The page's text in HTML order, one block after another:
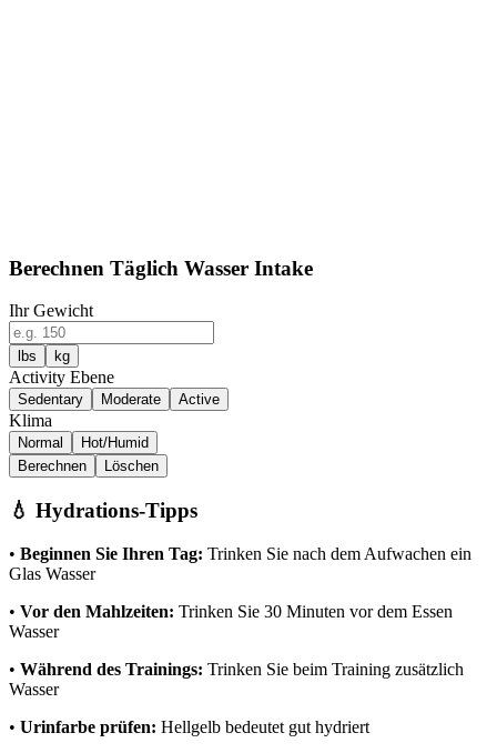
Berechnen Täglich Wasser Intake
Ihr Gewicht
lbs kg
Activity Ebene
Sedentary Moderate Active
Klima
Normal
Hot/Humid
Berechnen
Löschen
💧 Hydrations-Tipps
• Beginnen Sie Ihren Tag: Trinken Sie nach dem Aufwachen ein
Glas Wasser
• Vor den Mahlzeiten: Trinken Sie 30 Minuten vor dem Essen
Wasser
• Während des Trainings: Trinken Sie beim Training zusätzlich
Wasser
• Urinfarbe prüfen: Hellgelb bedeutet gut hydriert